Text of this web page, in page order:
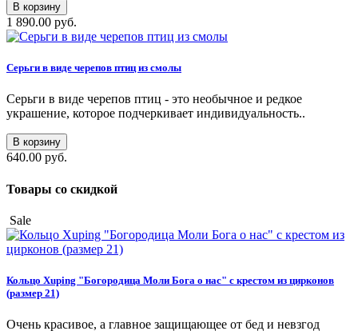
В корзину
1 890.00 руб.
Серьги в виде черепов птиц из смолы
Серьги в виде черепов птиц - это необычное и редкое
украшение, которое подчеркивает индивидуальность..
В корзину
640.00 руб.
Товары со скидкой
Sale
Кольцо Xuping "Богородица Моли Бога о нас" с крестом из цирконов
(размер 21)
Очень красивое, а главное защищающее от бед и невзгод